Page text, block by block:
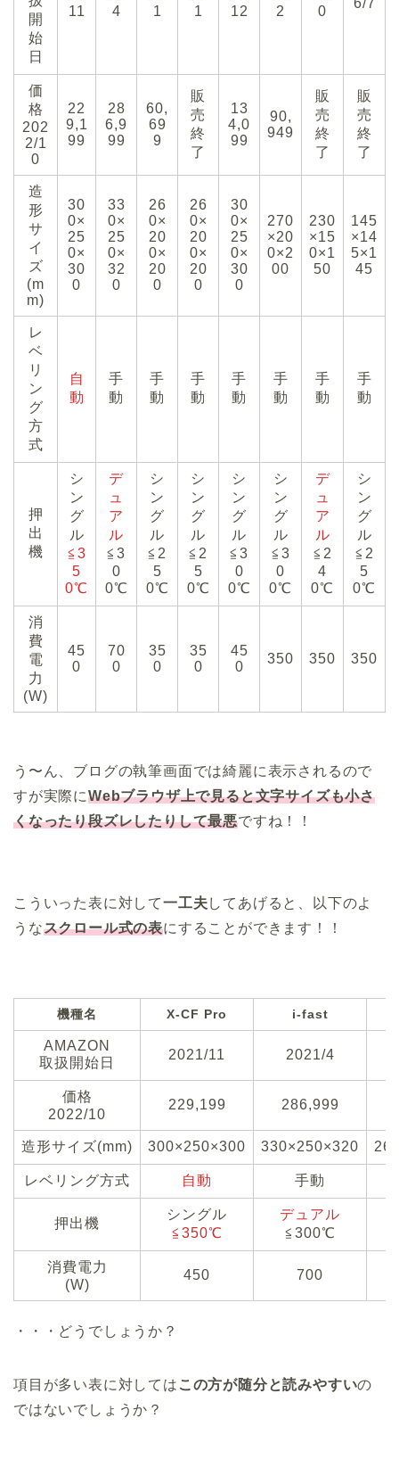
開
始
日
11
4
1
1
12
2
0
6/7
価
格
202
2/1
0
22
9,1
99
28
6,9
99
60,
69
9
販
売
終
了
13
4,0
99
90,
949
販
売
終
了
販
売
終
了
造
形
サ
イ
ズ
(m
m)
30
0×
25
0×
30
0
33
0×
25
0×
32
0
26
0×
20
0×
20
0
26
0×
20
0×
20
0
30
0×
25
0×
30
0
270
×20
0×2
00
230
×15
0×1
50
145
×14
5×1
45
レ
ベ
リ
ン
グ
方
式
自
動
手
動
手
動
手
動
手
動
手
動
手
動
手
動
押
出
機
シ
ン
グ
ル
≦3
5
0℃
デ
ュ
ア
ル
≦3
0
0℃
シ
ン
グ
ル
≦2
5
0℃
シ
ン
グ
ル
≦2
5
0℃
シ
ン
グ
ル
≦3
0
0℃
シ
ン
グ
ル
≦3
0
0℃
デ
ュ
ア
ル
≦2
4
0℃
シ
ン
グ
ル
≦2
5
0℃
消
費
電
力
(W)
45
0
70
0
35
0
35
0
45
0
350 350 350
う〜ん、ブログの執筆画面では綺麗に表示されるので
すが実際にWebブラウザ上で見ると文字サイズも小さ
くなったり段ズレしたりして最悪ですね！！
こういった表に対して一工夫してあげると、以下のよ
うなスクロール式の表にすることができます！！
機種名 X-CF Pro i-fast
AMAZON
取扱開始日
2021/11 2021/4
価格
2022/10
229,199 286,999
造形サイズ(mm) 300×250×300 330×250×320
レベリング方式 自動 手動
押出機
シングル
≦350℃
デュアル
≦300℃
消費電力
(W)
450 700
・・・どうでしょうか？
項目が多い表に対しては この方が随分と読みやすいの
ではないでしょうか？